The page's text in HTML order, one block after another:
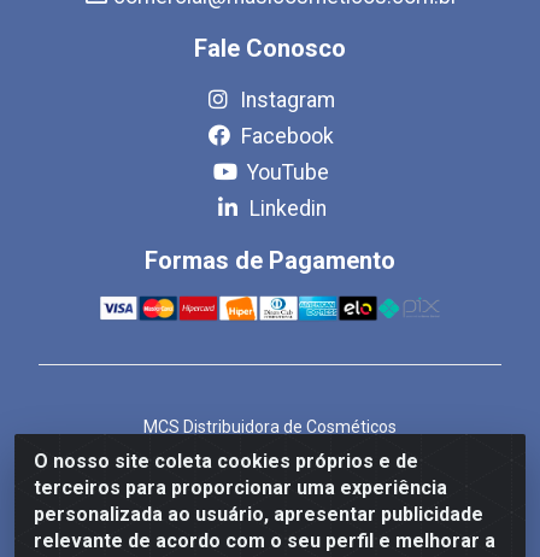
O nosso site coleta cookies próprios e de
terceiros para proporcionar uma experiência
personalizada ao usuário, apresentar publicidade
relevante de acordo com o seu perfil e melhorar a
Fale Conosco
Instagram
Facebook
YouTube
Linkedin
Formas de Pagamento
MCS Distribuidora de Cosméticos
Rua Bom Jesus de Iguape, 1409 - Hauer, Curitiba/PR -
CEP 81.610-040
CNPJ 86.825.155/0001-82